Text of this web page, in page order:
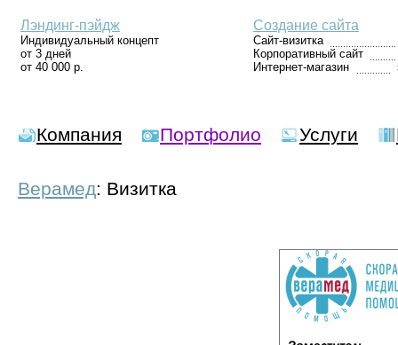
Лэндинг-пэйдж
Индивидуальный концепт
от 3 дней
от 40 000 р.
Создание сайта
Сайт-визитка
Корпоративный сайт
Интернет-магазин
Компания Портфолио Услуги
Верамед: Визитка